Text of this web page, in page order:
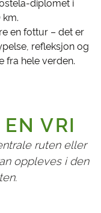
diplomet i
km.
en fottur – det er
refleksjon og
fra hele verden.
VRI
ruten eller
oppleves i den